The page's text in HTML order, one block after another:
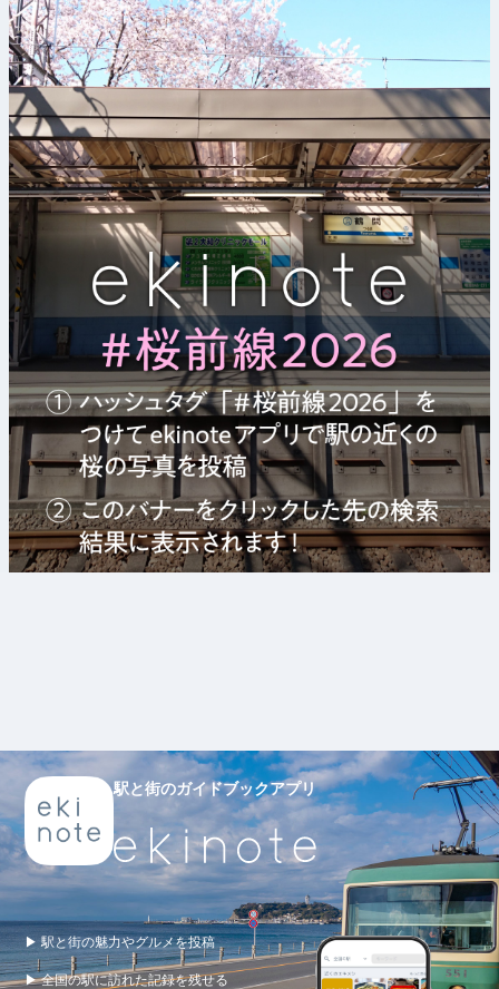
駅と街のガイドブックアプリ
▶ 駅と街の魅力やグルメを投稿
▶ 全国の駅に訪れた記録を残せる